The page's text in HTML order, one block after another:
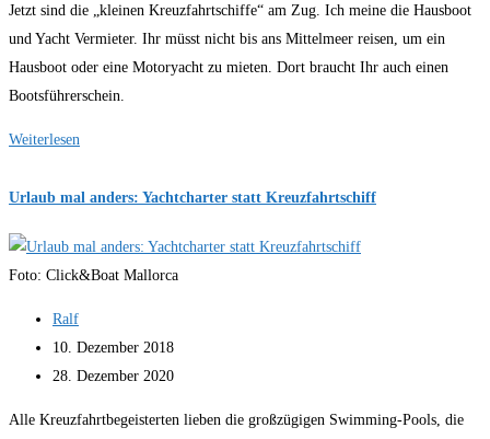
geändert
Jetzt sind die „kleinen Kreuzfahrtschiffe“ am Zug. Ich meine die Hausboot
und Yacht Vermieter. Ihr müsst nicht bis ans Mittelmeer reisen, um ein
Hausboot oder eine Motoryacht zu mieten. Dort braucht Ihr auch einen
Bootsführerschein.
Weiterlesen
die
Kreuzfahrtschiffe
Urlaub mal anders: Yachtcharter statt Kreuzfahrtschiff
Foto: Click&Boat Mallorca
Beitrags-
Autor:
Ralf
Beitrag
veröffentlicht:
10. Dezember 2018
Beitrag
28. Dezember 2020
Alle Kreuzfahrtbegeisterten lieben die großzügigen Swimming-Pools, die